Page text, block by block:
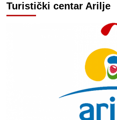
Turistički centar Arilje